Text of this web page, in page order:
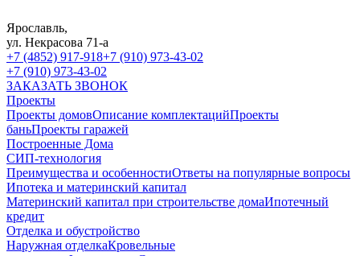
Ярославль,
ул. Некрасова 71-а
+7 (4852) 917-918+7 (910) 973-43-02
+7 (910) 973-43-02
ЗАКАЗАТЬ ЗВОНОК
Проекты
Проекты домовОписание комплектацийПроекты
баньПроекты гаражей
Построенные Дома
СИП-технология
Преимущества и особенностиОтветы на популярные вопросы
Ипотека и материнский капитал
Материнский капитал при строительстве домаИпотечный
кредит
Отделка и обустройство
Наружная отделкаКровельные